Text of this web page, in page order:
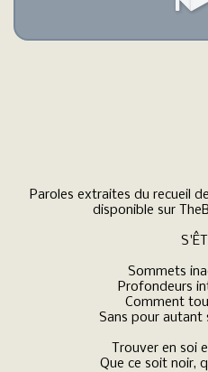
Paroles extraites du recueil
disponible sur
Sommets
Profondeurs
Comment
Sans pour autant
Trouver en soi
Que ce soit noir,